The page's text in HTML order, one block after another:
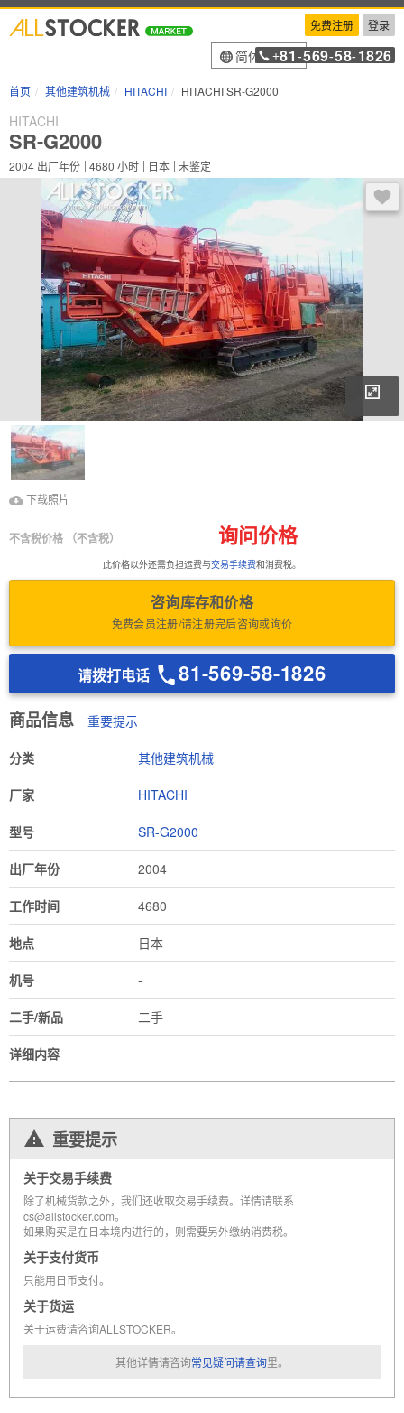
免费注册 登录
简体中文
+81 -569-58-1826
首页 其他建筑机械 HITACHI HITACHI SR-G2000
HITACHI
SR-G2000
2004 出厂年份 4680 小时 日本 未鉴定
登
下载照片
下载照片
不含税价格 （不含税） 询问价格
此价格以外还需负担运费与交易手续费和消费税。
咨询库存和价格
免费会员注册/请注册完后咨询或询价
请拨打电话 81-569-58-1826
商品信息 重要提示
分类 其他建筑机械
厂家 HITACHI
型号 SR-G2000
出厂年份 2004
工作时间 4680
地点 日本
机号 -
二手/新品 二手
详细内容
重要提示
关于交易手续费
除了机械货款之外，我们还收取交易手续费。详情请联系
cs@allstocker.com。
如果购买是在日本境内进行的，则需要另外缴纳消费税。
关于支付货币
只能用日币支付。
关于货运
关于运费请咨询ALLSTOCKER。
其他详情请咨询常见疑问请查询里。